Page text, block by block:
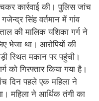
कार्रवाई की। पुलिस जांच
सिंह वर्तमान में गांव
की मालिक यशिका गर्ग ने
भेजा था। आरोपियों की
स्थित मकान पर पहुंची।
को गिरफ्तार किया गया है।
दिन पहले एक महिला ने
महिला ने आर्थिक तंगी का